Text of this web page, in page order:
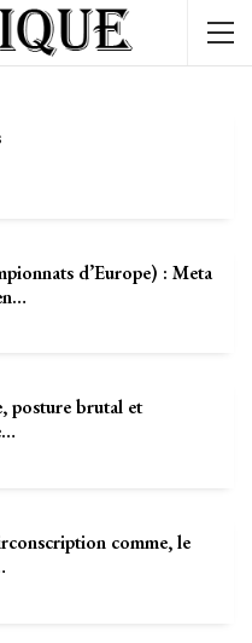
d’Europe) : Meta
posture brutal et
comme, le